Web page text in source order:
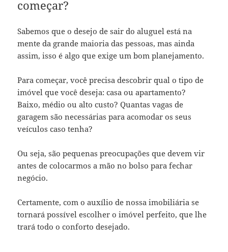
começar?
Sabemos que o desejo de sair do aluguel está na
mente da grande maioria das pessoas, mas ainda
assim, isso é algo que exige um bom planejamento.
Para começar, você precisa descobrir qual o tipo de
imóvel que você deseja: casa ou apartamento?
Baixo, médio ou alto custo? Quantas vagas de
garagem são necessárias para acomodar os seus
veículos caso tenha?
Ou seja, são pequenas preocupações que devem vir
antes de colocarmos a mão no bolso para fechar
negócio.
Certamente, com o auxílio de nossa imobiliária se
tornará possível escolher o imóvel perfeito, que lhe
trará todo o conforto desejado.